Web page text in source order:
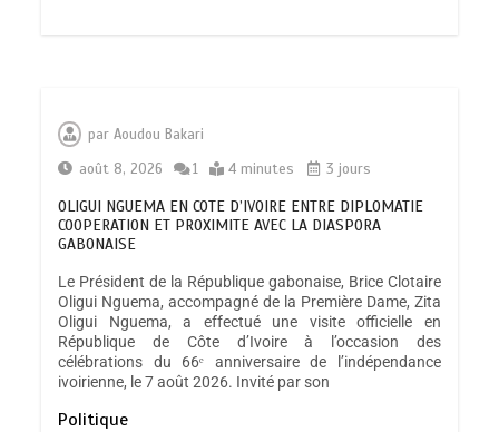
parAoudou Bakari
août 8, 2026
1 4 minutes 3 jours
OLIGUI NGUEMA EN COTE D’IVOIRE ENTRE DIPLOMATIE
COOPERATION ET PROXIMITE AVEC LA DIASPORA
GABONAISE
Le Président de la République gabonaise, Brice Clotaire
Oligui Nguema, accompagné de la Première Dame, Zita
Oligui Nguema, a effectué une visite officielle en
République de Côte d’Ivoire à l’occasion des
célébrations du 66ᵉ anniversaire de l’indépendance
ivoirienne, le 7 août 2026. Invité par son
Politique